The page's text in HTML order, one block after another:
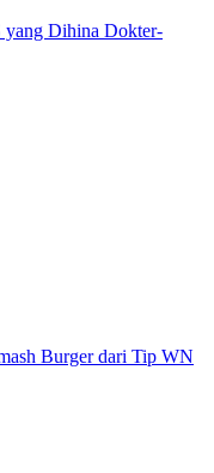
yang Dihina Dokter-
Burger dari Tip WN